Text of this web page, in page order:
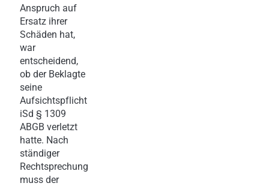
Anspruch auf
Ersatz ihrer
Schäden hat,
war
entscheidend,
ob der Beklagte
seine
Aufsichtspflicht
iSd § 1309
ABGB verletzt
hatte. Nach
ständiger
Rechtsprechung
muss der